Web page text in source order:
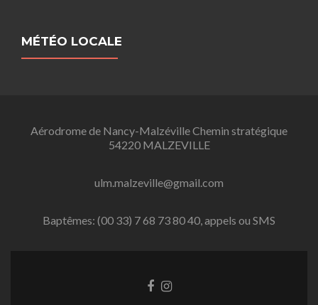
MÉTÉO LOCALE
Aérodrome de Nancy-Malzéville Chemin stratégique
54220 MALZEVILLE
ulm.malzeville@gmail.com
Baptêmes: (00 33) 7 68 73 80 40, appels ou SMS
L L